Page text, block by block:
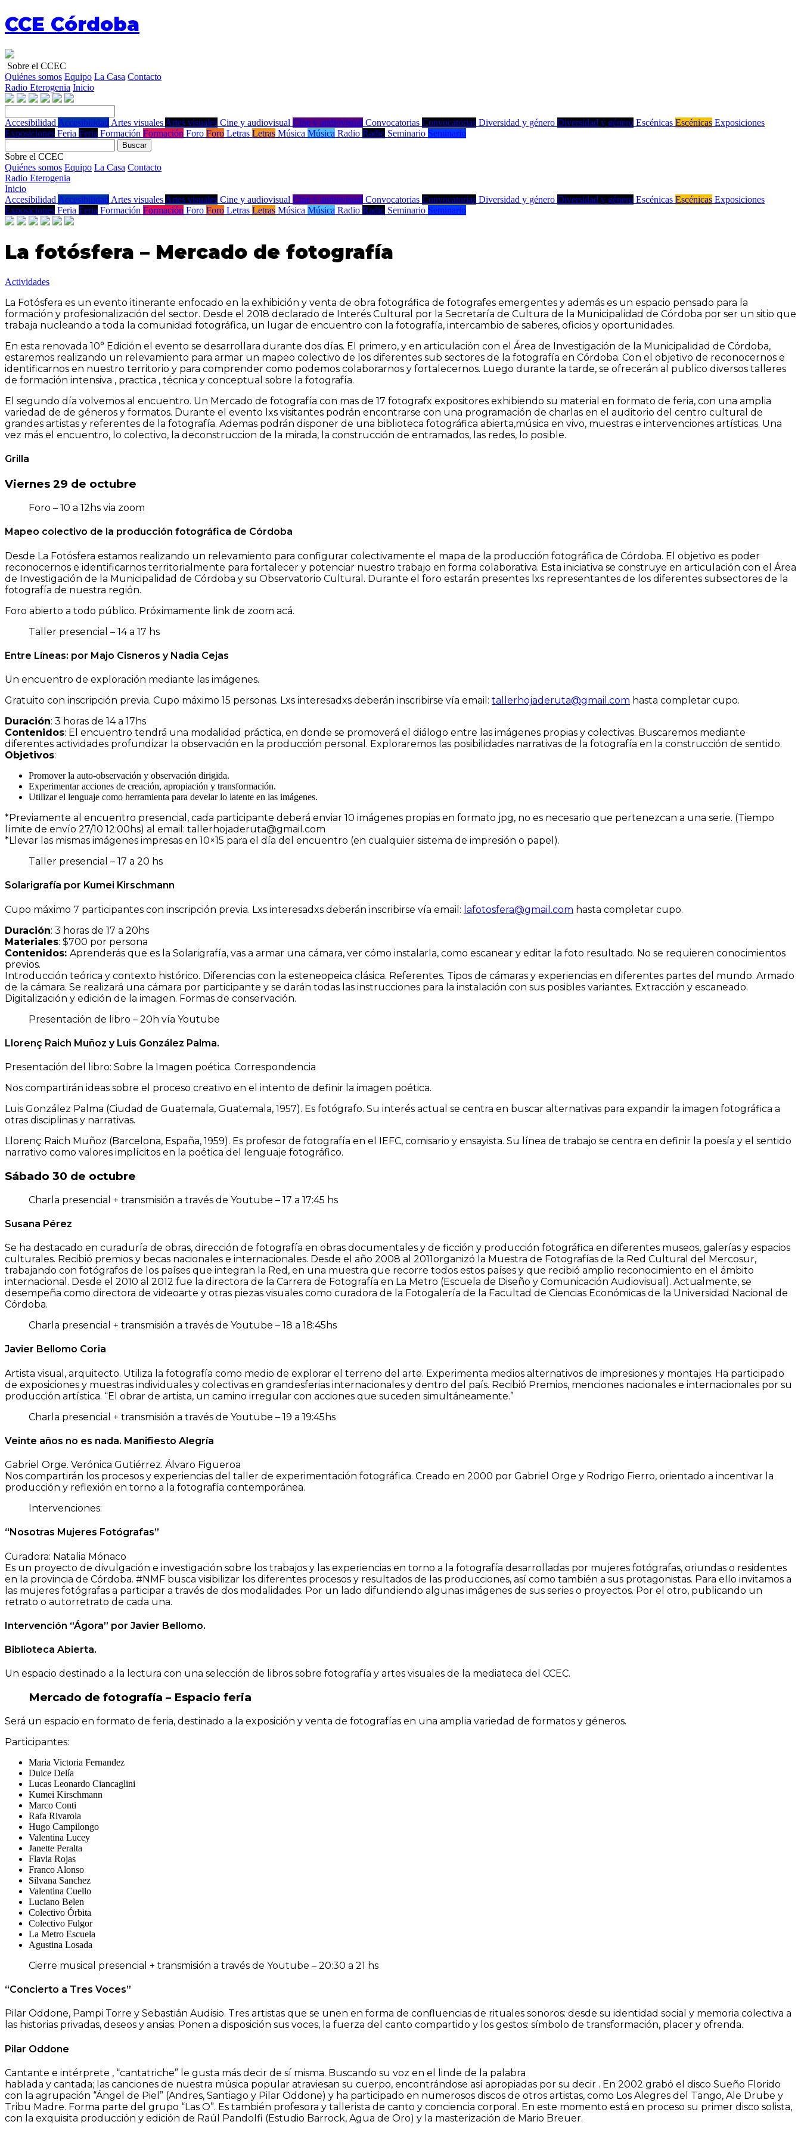
CCE Córdoba
Sobre el CCEC
Quiénes somos Equipo La Casa Contacto
Radio Eterogenia Inicio
Accesibilidad Accesibilidad Artes visuales Artes visuales Cine y audiovisual Cine y audiovisual Convocatorias Convocatorias Diversidad y género Diversidad y género Escénicas Escénicas Exposiciones
Exposiciones Feria Feria Formación Formación Foro Foro Letras Letras Música Música Radio Radio Seminario Seminario
Buscar
Sobre el CCEC
Quiénes somos Equipo La Casa Contacto
Radio Eterogenia
Inicio
Accesibilidad Accesibilidad Artes visuales Artes visuales Cine y audiovisual Cine y audiovisual Convocatorias Convocatorias Diversidad y género Diversidad y género Escénicas Escénicas Exposiciones
Exposiciones Feria Feria Formación Formación Foro Foro Letras Letras Música Música Radio Radio Seminario Seminario
La fotósfera – Mercado de fotografía
Actividades
La Fotósfera es un evento itinerante enfocado en la exhibición y venta de obra fotográfica de fotografes emergentes y además es un espacio pensado para la
formación y profesionalización del sector. Desde el 2018 declarado de Interés Cultural por la Secretaría de Cultura de la Municipalidad de Córdoba por ser un sitio que
trabaja nucleando a toda la comunidad fotográfica, un lugar de encuentro con la fotografía, intercambio de saberes, oficios y oportunidades.
En esta renovada 10° Edición el evento se desarrollara durante dos días. El primero, y en articulación con el Área de Investigación de la Municipalidad de Córdoba,
estaremos realizando un relevamiento para armar un mapeo colectivo de los diferentes sub sectores de la fotografía en Córdoba. Con el objetivo de reconocernos e
identificarnos en nuestro territorio y para comprender como podemos colaborarnos y fortalecernos. Luego durante la tarde, se ofrecerán al publico diversos talleres
de formación intensiva , practica , técnica y conceptual sobre la fotografía.
El segundo día volvemos al encuentro. Un Mercado de fotografía con mas de 17 fotografx expositores exhibiendo su material en formato de feria, con una amplia
variedad de de géneros y formatos. Durante el evento lxs visitantes podrán encontrarse con una programación de charlas en el auditorio del centro cultural de
grandes artistas y referentes de la fotografía. Ademas podrán disponer de una biblioteca fotográfica abierta,música en vivo, muestras e intervenciones artísticas. Una
vez más el encuentro, lo colectivo, la deconstruccion de la mirada, la construcción de entramados, las redes, lo posible.
Grilla
Viernes 29 de octubre
Foro – 10 a 12hs via zoom
Mapeo colectivo de la producción fotográfica de Córdoba
Desde La Fotósfera estamos realizando un relevamiento para configurar colectivamente el mapa de la producción fotográfica de Córdoba. El objetivo es poder
reconocernos e identificarnos territorialmente para fortalecer y potenciar nuestro trabajo en forma colaborativa. Esta iniciativa se construye en articulación con el Área
de Investigación de la Municipalidad de Córdoba y su Observatorio Cultural. Durante el foro estarán presentes lxs representantes de los diferentes subsectores de la
fotografía de nuestra región.
Foro abierto a todo público. Próximamente link de zoom acá.
Taller presencial – 14 a 17 hs
Entre Líneas: por Majo Cisneros y Nadia Cejas
Un encuentro de exploración mediante las imágenes.
Gratuito con inscripción previa. Cupo máximo 15 personas. Lxs interesadxs deberán inscribirse vía email: tallerhojaderuta@gmail.com hasta completar cupo.
Duración: 3 horas de 14 a 17hs
Contenidos: El encuentro tendrá una modalidad práctica, en donde se promoverá el diálogo entre las imágenes propias y colectivas. Buscaremos mediante
diferentes actividades profundizar la observación en la producción personal. Exploraremos las posibilidades narrativas de la fotografía en la construcción de sentido.
Objetivos:
Promover la auto-observación y observación dirigida.
Experimentar acciones de creación, apropiación y transformación.
Utilizar el lenguaje como herramienta para develar lo latente en las imágenes.
*Previamente al encuentro presencial, cada participante deberá enviar 10 imágenes propias en formato jpg, no es necesario que pertenezcan a una serie. (Tiempo
límite de envío 27/10 12:00hs) al email: tallerhojaderuta@gmail.com
*Llevar las mismas imágenes impresas en 10×15 para el día del encuentro (en cualquier sistema de impresión o papel).
Taller presencial – 17 a 20 hs
Solarigrafía por Kumei Kirschmann
Cupo máximo 7 participantes con inscripción previa. Lxs interesadxs deberán inscribirse vía email: lafotosfera@gmail.com hasta completar cupo.
Duración: 3 horas de 17 a 20hs
Materiales: $700 por persona
Contenidos: Aprenderás que es la Solarigrafía, vas a armar una cámara, ver cómo instalarla, como escanear y editar la foto resultado. No se requieren conocimientos
previos.
Introducción teórica y contexto histórico. Diferencias con la esteneopeica clásica. Referentes. Tipos de cámaras y experiencias en diferentes partes del mundo. Armado
de la cámara. Se realizará una cámara por participante y se darán todas las instrucciones para la instalación con sus posibles variantes. Extracción y escaneado.
Digitalización y edición de la imagen. Formas de conservación.
Presentación de libro – 20h vía Youtube
Llorenç Raich Muñoz y Luis González Palma.
Presentación del libro: Sobre la Imagen poética. Correspondencia
Nos compartirán ideas sobre el proceso creativo en el intento de definir la imagen poética.
Luis González Palma (Ciudad de Guatemala, Guatemala, 1957). Es fotógrafo. Su interés actual se centra en buscar alternativas para expandir la imagen fotográfica a
otras disciplinas y narrativas.
Llorenç Raich Muñoz (Barcelona, España, 1959). Es profesor de fotografía en el IEFC, comisario y ensayista. Su línea de trabajo se centra en definir la poesía y el sentido
narrativo como valores implícitos en la poética del lenguaje fotográfico.
Sábado 30 de octubre
Charla presencial + transmisión a través de Youtube – 17 a 17:45 hs
Susana Pérez
Se ha destacado en curaduría de obras, dirección de fotografía en obras documentales y de ficción y producción fotográfica en diferentes museos, galerías y espacios
culturales. Recibió premios y becas nacionales e internacionales. Desde el año 2008 al 2011organizó la Muestra de Fotografías de la Red Cultural del Mercosur,
trabajando con fotógrafos de los países que integran la Red, en una muestra que recorre todos estos países y que recibió amplio reconocimiento en el ámbito
internacional. Desde el 2010 al 2012 fue la directora de la Carrera de Fotografía en La Metro (Escuela de Diseño y Comunicación Audiovisual). Actualmente, se
desempeña como directora de videoarte y otras piezas visuales como curadora de la Fotogalería de la Facultad de Ciencias Económicas de la Universidad Nacional de
Córdoba.
Charla presencial + transmisión a través de Youtube – 18 a 18:45hs
Javier Bellomo Coria
Artista visual, arquitecto. Utiliza la fotografía como medio de explorar el terreno del arte. Experimenta medios alternativos de impresiones y montajes. Ha participado
de exposiciones y muestras individuales y colectivas en grandesferias internacionales y dentro del país. Recibió Premios, menciones nacionales e internacionales por su
producción artística. “El obrar de artista, un camino irregular con acciones que suceden simultáneamente.”
Charla presencial + transmisión a través de Youtube – 19 a 19:45hs
Veinte años no es nada. Manifiesto Alegría
Gabriel Orge. Verónica Gutiérrez. Álvaro Figueroa
Nos compartirán los procesos y experiencias del taller de experimentación fotográfica. Creado en 2000 por Gabriel Orge y Rodrigo Fierro, orientado a incentivar la
producción y reflexión en torno a la fotografía contemporánea.
Intervenciones:
“Nosotras Mujeres Fotógrafas”
Curadora: Natalia Mónaco
Es un proyecto de divulgación e investigación sobre los trabajos y las experiencias en torno a la fotografía desarrolladas por mujeres fotógrafas, oriundas o residentes
en la provincia de Córdoba. #NMF busca visibilizar los diferentes procesos y resultados de las producciones, así como también a sus protagonistas. Para ello invitamos a
las mujeres fotógrafas a participar a través de dos modalidades. Por un lado difundiendo algunas imágenes de sus series o proyectos. Por el otro, publicando un
retrato o autorretrato de cada una.
Intervención “Ágora” por Javier Bellomo.
Biblioteca Abierta.
Un espacio destinado a la lectura con una selección de libros sobre fotografía y artes visuales de la mediateca del CCEC.
Mercado de fotografía – Espacio feria
Será un espacio en formato de feria, destinado a la exposición y venta de fotografías en una amplia variedad de formatos y géneros.
Participantes:
Maria Victoria Fernandez
Dulce Delía
Lucas Leonardo Ciancaglini
Kumei Kirschmann
Marco Conti
Rafa Rivarola
Hugo Campilongo
Valentina Lucey
Janette Peralta
Flavia Rojas
Franco Alonso
Silvana Sanchez
Valentina Cuello
Luciano Belen
Colectivo Órbita
Colectivo Fulgor
La Metro Escuela
Agustina Losada
Cierre musical presencial + transmisión a través de Youtube – 20:30 a 21 hs
“Concierto a Tres Voces”
Pilar Oddone, Pampi Torre y Sebastián Audisio. Tres artistas que se unen en forma de confluencias de rituales sonoros: desde su identidad social y memoria colectiva a
las historias privadas, deseos y ansias. Ponen a disposición sus voces, la fuerza del canto compartido y los gestos: símbolo de transformación, placer y ofrenda.
Pilar Oddone
Cantante e intérprete , “cantatriche” le gusta más decir de sí misma. Buscando su voz en el linde de la palabra
hablada y cantada; las canciones de nuestra música popular atraviesan su cuerpo, encontrándose así apropiadas por su decir . En 2002 grabó el disco Sueño Florido
con la agrupación “Ángel de Piel” (Andres, Santiago y Pilar Oddone) y ha participado en numerosos discos de otros artistas, como Los Alegres del Tango, Ale Drube y
Tribu Madre. Forma parte del grupo “Las O”. Es también profesora y tallerista de canto y conciencia corporal. En este momento está en proceso su primer disco solista,
con la exquisita producción y edición de Raúl Pandolfi (Estudio Barrock, Agua de Oro) y la masterización de Mario Breuer.